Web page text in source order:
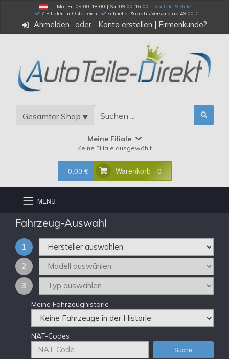
Mo.-Fr. 09:00-18:00 | Sa. 09:00-16:00
Kontakt & Hilfe
7 Filialen in Österreich
schneller & gratis Versand ab 49,00 €
Anmelden Konto erstellen | Firmenkunde?
Gesamter Shop
Meine Filiale
Keine Filiale ausgewählt
0,00 € Warenkorb - 0
MENÜ
Fahrzeug-Auswahl
1
2
3
Meine Fahrzeughistorie
NAT-Codes
Suche